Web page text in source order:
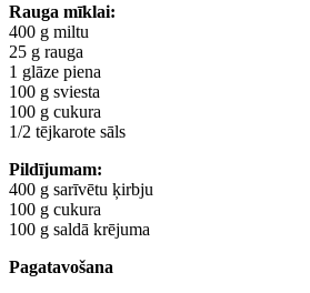
Rauga mīklai:
400 g miltu
25 g rauga
1 glāze piena
100 g sviesta
100 g cukura
1/2 tējkarote sāls
Pildījumam:
400 g sarīvētu ķirbju
100 g cukura
100 g saldā krējuma
Pagatavošana